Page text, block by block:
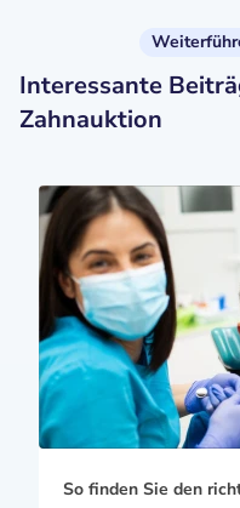
Interessante
Zahnauktion
So finden Sie den